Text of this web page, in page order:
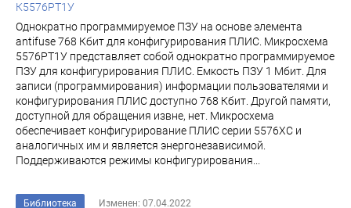
К5576РТ1У
Однократно программируемое ПЗУ на основе элемента
antifuse 768 Кбит для конфигурирования ПЛИС. Микросхема
5576РТ1У представляет собой однократно программируемое
ПЗУ для конфигурирования ПЛИС. Емкость ПЗУ 1 Мбит. Для
записи (программирования) информации пользователями и
конфигурирования ПЛИС доступно 768 Кбит. Другой памяти,
доступной для обращения извне, нет. Микросхема
обеспечивает конфигурирование ПЛИС серии 5576ХС и
аналогичных им и является энергонезависимой.
Поддерживаются режимы конфигурирования...
Библиотека Изменен: 07.04.2022